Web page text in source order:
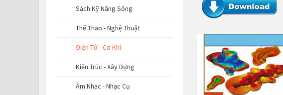
Sách Kỹ Năng Sống
Thể Thao - Nghệ Thuật
Điện Tử - Cơ Khí
Kiến Trúc - Xây Dựng
Âm Nhạc - Nhạc Cụ